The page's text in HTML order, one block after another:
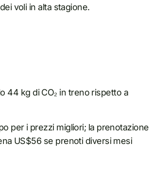
voli in alta stagione.
44 kg di CO₂ in treno rispetto a
per i prezzi migliori; la prenotazione
US$56 se prenoti diversi mesi